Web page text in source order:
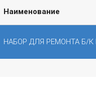
Наименование
НАБОР ДЛЯ РЕМОНТА Б/